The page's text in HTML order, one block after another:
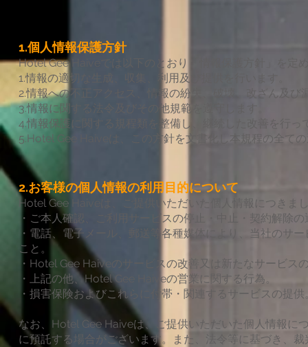
1.個人情報保護方針
Hotel Gee Haiveでは以下のとおり「情報保護方針」を定
1.情報の適切な生成、収集、利用及び提供を行います。
2.情報への不正アクセス、情報の紛失、破壊、改ざん及び
3.情報に関する法令及びその他規範を遵守します。
4.情報保護に関する規程類を整備し、継続した改善を行っ
5.Hotel Gee Haiveは、この方針を文書化し本規程の全て
2.お客様の個人情報の利用目的について
Hotel Gee Haiveは、ご提供いただいた個人情報につきま
・ご本人確認、ご利用サービスの停止・中止・契約解除
・電話、電子メール、郵送等各種媒体により、当社のサ
こと。
・Hotel Gee Haiveのサービスの改善又は新たなサービス
・上記の他、Hotel Gee Haiveの営業に関する行為。
・損害保険およびこれらに付帯・関連するサービスの提供
なお、Hotel Gee Haiveは、ご提供いただいた個人情報に
に預託する場合がございます。また、法令等に基づき、